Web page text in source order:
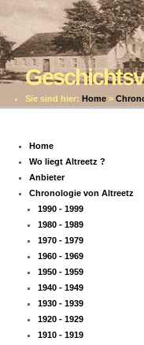
Sie sind hier: Home >
Home
Wo liegt Altreetz ?
Anbieter
Chronologie von Altreetz
1990 - 1999
1980 - 1989
1970 - 1979
1960 - 1969
1950 - 1959
1940 - 1949
1930 - 1939
1920 - 1929
1910 - 1919